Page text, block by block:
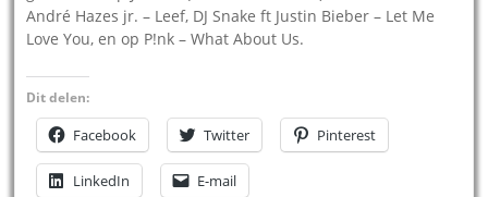
André Hazes jr. – Leef, DJ Snake ft Justin Bieber – Let Me
Love You, en op P!nk – What About Us.
Dit delen:
Facebook Twitter Pinterest
LinkedIn E-mail